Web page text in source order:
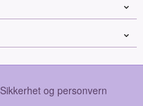
Sikkerhet og personvern